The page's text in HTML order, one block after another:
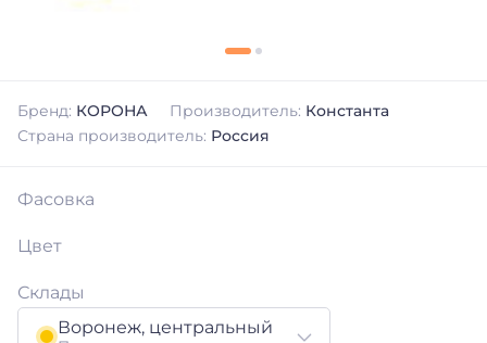
Бренд: КОРОНА Производитель: Константа
Страна производитель: Россия
Фасовка
Цвет
Склады
Воронеж, центральный